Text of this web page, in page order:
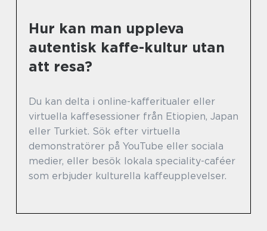
Hur kan man uppleva
autentisk kaffe-kultur utan
att resa?
Du kan delta i online-kafferitualer eller
virtuella kaffesessioner från Etiopien, Japan
eller Turkiet. Sök efter virtuella
demonstratörer på YouTube eller sociala
medier, eller besök lokala speciality-caféer
som erbjuder kulturella kaffeupplevelser.